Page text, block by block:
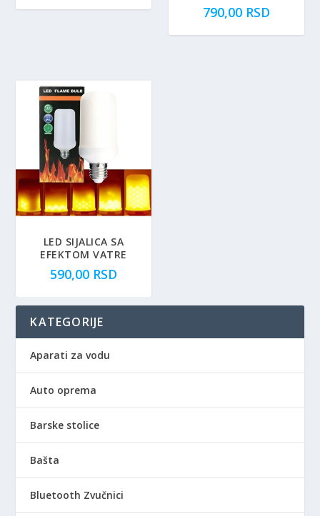
790,00 RSD
LED SIJALICA SA
EFEKTOM VATRE
590,00 RSD
KATEGORIJE
Aparati za vodu
Auto oprema
Barske stolice
Bašta
Bluetooth Zvučnici